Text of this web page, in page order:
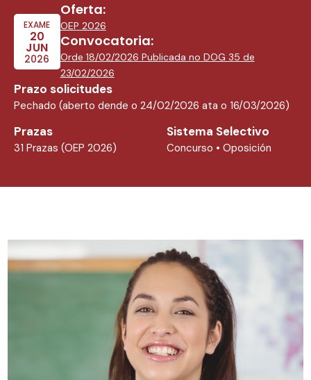
EXAME
20
JUN
2026
Oferta:
OEP 2026
Convocatoria:
Orde 18/02/2026 Publicada no DOG 35 de
23/02/2026
Prazo solicitudes
Pechado (aberto dende o 24/02/2026 ata o 16/03/2026)
Sistema Selectivo
Concurso • Oposición
Prazas
31 Prazas (OEP 2026)